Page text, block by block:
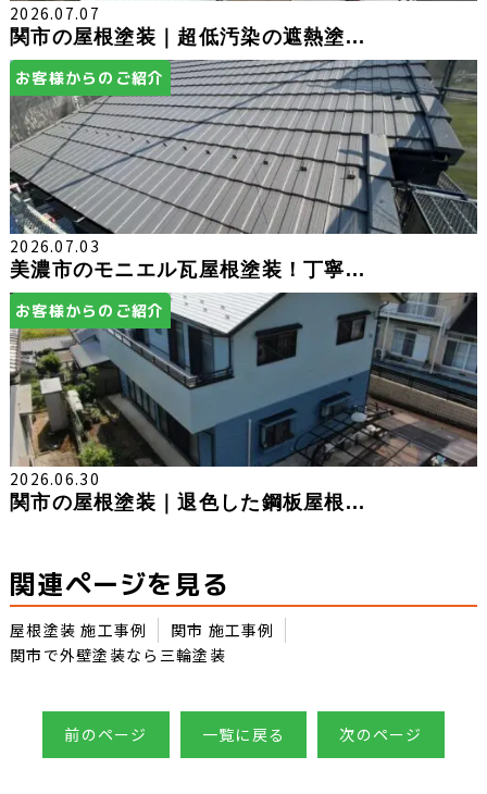
2026.07.07
関市の屋根塗装｜超低汚染の遮熱塗...
お客様からのご紹介
2026.07.03
美濃市のモニエル瓦屋根塗装！丁寧...
お客様からのご紹介
2026.06.30
関市の屋根塗装｜退色した鋼板屋根...
関連ページを見る
屋根塗装 施工事例
関市 施工事例
関市で外壁塗装なら三輪塗装
前のページ 一覧に戻る 次のページ